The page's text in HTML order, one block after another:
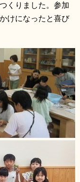
くりました。参加
けになったと喜び